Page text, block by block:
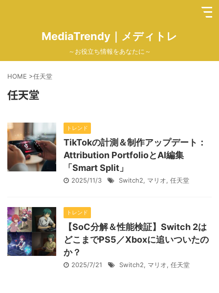
MediaTrendy｜メディトレ
～お役立ち情報をあなたに～
HOME >任天堂
任天堂
トレンド
TikTokの計測＆制作アップデート：
Attribution PortfolioとAI編集
「Smart Split」
2025/11/3 Switch2, マリオ, 任天堂
トレンド
【SoC分解＆性能検証】Switch 2は
どこまでPS5／Xboxに追いついたの
か？
2025/7/21 Switch2, マリオ, 任天堂